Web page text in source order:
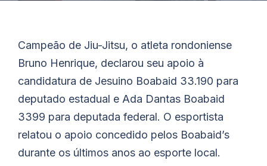
Campeão de Jiu-Jitsu, o atleta rondoniense
Bruno Henrique, declarou seu apoio à
candidatura de Jesuino Boabaid 33.190 para
deputado estadual e Ada Dantas Boabaid
3399 para deputada federal. O esportista
relatou o apoio concedido pelos Boabaid’s
durante os últimos anos ao esporte local.